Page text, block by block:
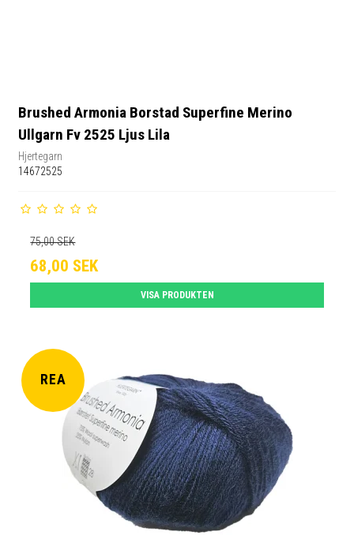
Brushed Armonia Borstad Superfine Merino
Ullgarn Fv 2525 Ljus Lila
Hjertegarn
14672525
75,00 SEK
68,00 SEK
VISA PRODUKTEN
REA